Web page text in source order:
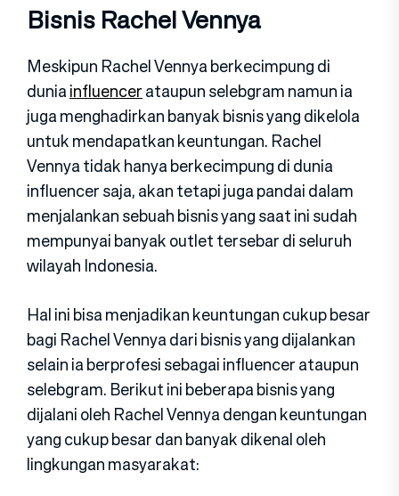
Bisnis Rachel Vennya
Meskipun Rachel Vennya berkecimpung di
duniainfluencerataupun selebgram namun ia
juga menghadirkan banyak bisnis yang dikelola
untuk mendapatkan keuntungan. Rachel
Vennya tidak hanya berkecimpung di dunia
influencer saja, akan tetapi juga pandai dalam
menjalankan sebuah bisnis yang saat ini sudah
mempunyai banyak outlet tersebar di seluruh
wilayah Indonesia.
Hal ini bisa menjadikan keuntungan cukup besar
bagi Rachel Vennya dari bisnis yang dijalankan
selain ia berprofesi sebagai influencer ataupun
selebgram. Berikut ini beberapa bisnis yang
dijalani oleh Rachel Vennya dengan keuntungan
yang cukup besar dan banyak dikenal oleh
lingkungan masyarakat: